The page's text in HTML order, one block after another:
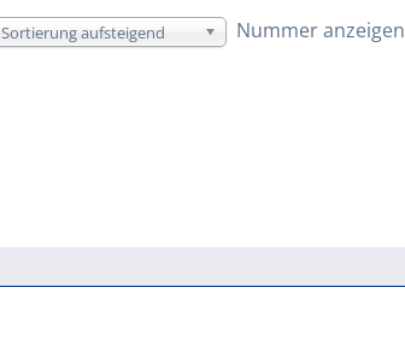
Sortierung aufsteigend Nummer anzeigen